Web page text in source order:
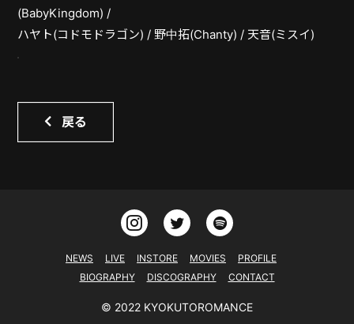
(BabyKingdom) /
ハヤト(コドモドラゴン) / 野中拓(Chanty) / 天音(ミスイ)
戻る
NEWS LIVE INSTORE MOVIES
PROFILE
BIOGRAPHY
DISCOGRAPHY CONTACT
© 2022 KYOKUTOROMANCE